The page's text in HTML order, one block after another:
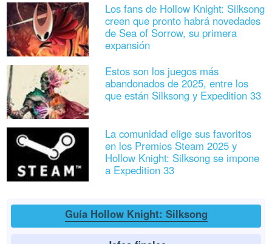
Los fans de Hollow Knight: Silksong
creen que pronto habrá novedades
de Sea of Sorrow, su primera
expansión
Estos son los juegos más
abandonados de 2025, entre los
que están Silksong y Expedition 33
La comunidad elige sus favoritos
en los Premios Steam 2025 y
Hollow Knight: Silksong se impone
a Expedition 33
Guía Hollow Knight: Silksong